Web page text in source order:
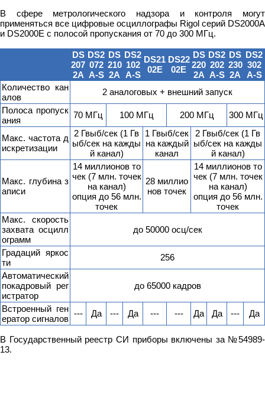
В сфере метрологического надзора и контроля могут
применяться все цифровые осциллографы Rigol серий DS2000A
и DS2000E с полосой пропускания от 70 до 300 МГц.
DS
207
2A
DS2
072
A-S
DS
210
2A
DS2
102
A-S
DS21
02E
DS22
02E
DS
220
2A
DS2
202
A-S
DS
230
2A
DS2
302
A-S
Количество кан
алов
2 аналоговых + внешний запуск
Полоса пропуск
ания
70 МГц 100 МГц 200 МГц 300 МГц
Макс. частота д
искретизации
2 Гвыб/сек (1 Гв
ыб/сек на кажды
й канал)
1 Гвыб/сек
на каждый
канал
2 Гвыб/сек (1 Гв
ыб/сек на кажды
й канал)
Макс. глубина з
аписи
14 миллионов то
чек (7 млн. точек
на канал)
опция до 56 млн.
точек
28 миллио
нов точек
14 миллионов то
чек (7 млн. точек
на канал)
опция до 56 млн.
точек
Макс. скорость
захвата осцилл
ограмм
до 50000 осц/сек
Градаций яркос
ти
256
Автоматический
покадровый рег
истратор
до 65000 кадров
Встроенный ген
ератор сигналов
--- Да --- Да --- --- Да Да --- Да
В Государственный реестр СИ приборы включены за №54989-
13.